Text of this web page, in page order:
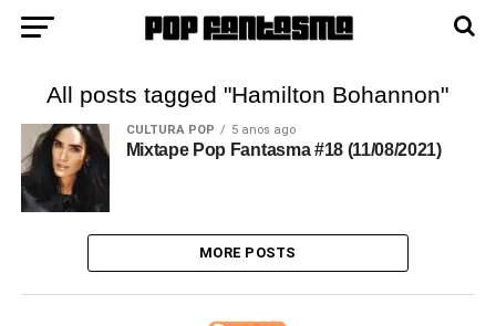
All posts tagged "Hamilton Bohannon"
CULTURA POP 5 anos ago
Mixtape Pop Fantasma #18 (11/08/2021)
MORE POSTS